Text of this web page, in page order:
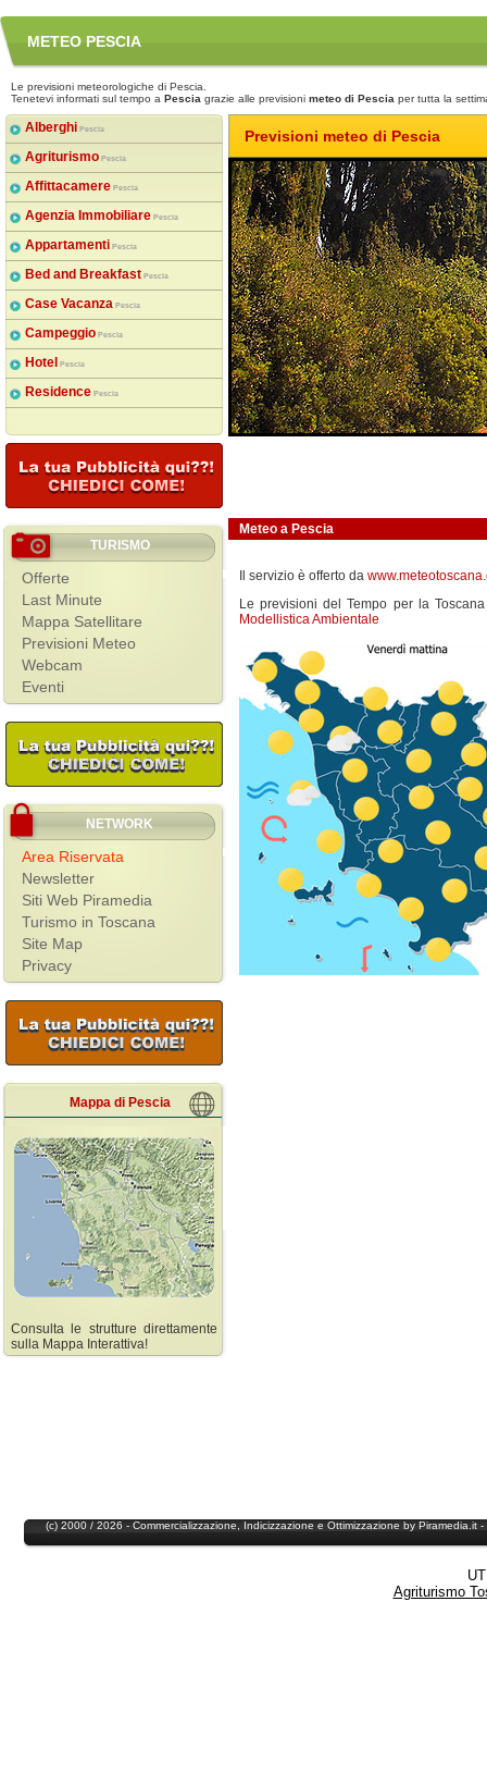
METEO PESCIA
Le previsioni meteorologiche di Pescia.
Tenetevi informati sul tempo a Pescia grazie alle previsioni meteo di Pescia per tutta la
Alberghi Pescia
Agriturismo Pescia
Affittacamere Pescia
Agenzia Immobiliare Pescia
Appartamenti Pescia
Bed and Breakfast Pescia
Case Vacanza Pescia
Campeggio Pescia
Hotel Pescia
Residence Pescia
TURISMO
Offerte
Last Minute
Mappa Satellitare
Previsioni Meteo
Webcam
Eventi
NETWORK
Area Riservata
Newsletter
Siti Web Piramedia
Turismo in Toscana
Site Map
Privacy
Mappa di Pescia
Consulta le strutture direttamente
sulla Mappa Interattiva!
Previsioni meteo di Pescia
Meteo a Pescia
Il servizio è offerto da
Le previsioni del Tempo per la
Modellistica Ambientale
(c) 2000 / 2026 - Commercializzazione, Indicizzazione e Ottimizzazione by Piramedia .it
Agriturismo